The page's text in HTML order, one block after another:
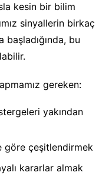
kesin bir bilim
sinyallerin birkaç
başladığında, bu
gereken:
yakından
göre çeşitlendirmek
kararlar almak